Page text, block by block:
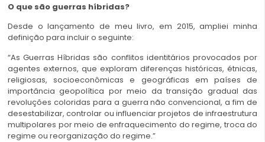
O que são guerras híbridas?
Desde o lançamento de meu livro, em 2015, ampliei minha
definição para incluir o seguinte:
“As Guerras Híbridas são conflitos identitários provocados por
agentes externos, que exploram diferenças históricas, étnicas,
religiosas, socioeconômicas e geográficas em países de
importância geopolítica por meio da transição gradual das
revoluções coloridas para a guerra não convencional, a fim de
desestabilizar, controlar ou influenciar projetos de infraestrutura
multipolares por meio de enfraquecimento do regime, troca do
regime ou reorganização do regime.”